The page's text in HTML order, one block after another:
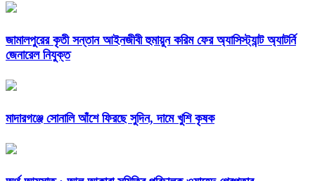
জামালপুরের কৃতী সন্তান আইনজীবী হুমায়ুন করিম ফের অ্যাসিস্ট্যান্ট অ্যাটর্নি
জেনারেল নিযুক্ত
মাদারগঞ্জে সোনালি আঁশে ফিরছে সুদিন, দামে খুশি কৃষক